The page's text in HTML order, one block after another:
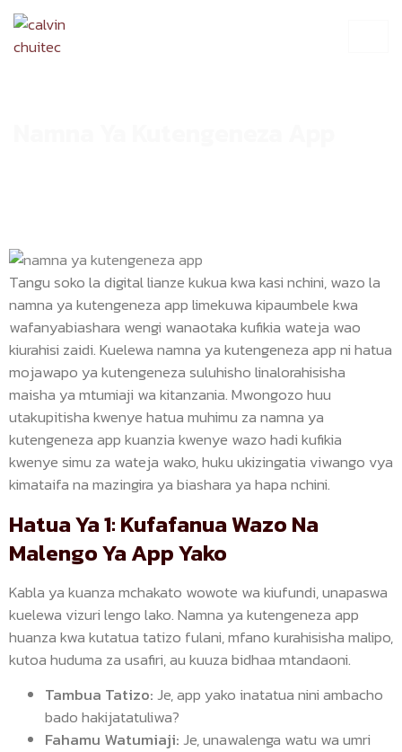
Tangu soko la digital lianze kukua kwa kasi nchini, wazo la
namna ya kutengeneza app limekuwa kipaumbele kwa
wafanyabiashara wengi wanaotaka kufikia wateja wao
kiurahisi zaidi. Kuelewa namna ya kutengeneza app ni hatua
mojawapo ya kutengeneza suluhisho linalorahisisha
maisha ya mtumiaji wa kitanzania. Mwongozo huu
utakupitisha kwenye hatua muhimu za namna ya
kutengeneza app kuanzia kwenye wazo hadi kufikia
kwenye simu za wateja wako, huku ukizingatia viwango vya
kimataifa na mazingira ya biashara ya hapa nchini.
Hatua Ya 1: Kufafanua Wazo Na
Malengo Ya App Yako
Kabla ya kuanza mchakato wowote wa kiufundi, unapaswa
kuelewa vizuri lengo lako. Namna ya kutengeneza app
huanza kwa kutatua tatizo fulani, mfano kurahisisha malipo,
kutoa huduma za usafiri, au kuuza bidhaa mtandaoni.
Tambua Tatizo:Je, app yako inatatua nini ambacho
bado hakijatatuliwa?
Fahamu Watumiaji:Je, unawalenga watu wa umri